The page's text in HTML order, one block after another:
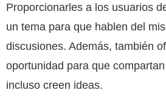
Proporcionarles a los usuarios
un tema para que hablen del
discusiones. Además, también
oportunidad para que
incluso creen ideas.